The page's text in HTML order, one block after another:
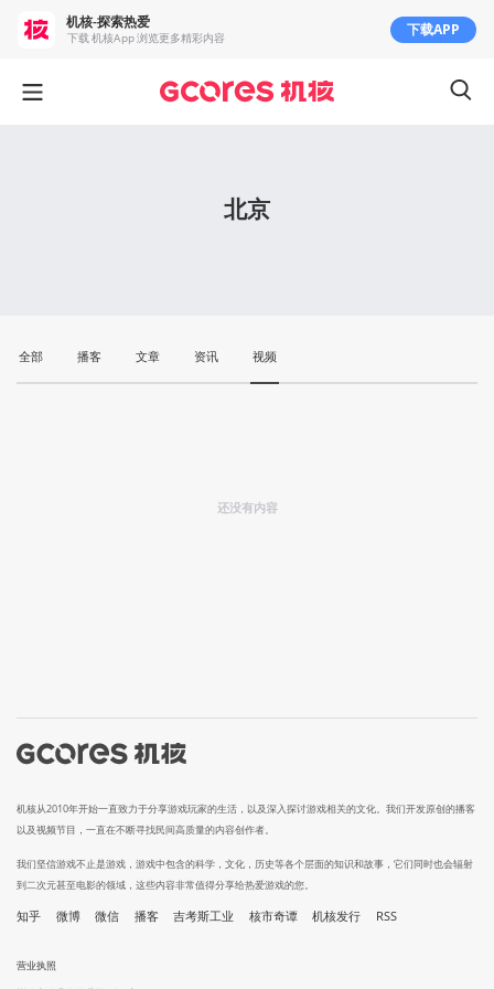
北京
全部 播客 文章 资讯 视频
还没有内容
机核从2010年开始一直致力于分享游戏玩家的生活，以及深入探讨游戏相关的文化。我们开发原创的播客
以及视频节目，一直在不断寻找民间高质量的内容创作者。
我们坚信游戏不止是游戏，游戏中包含的科学，文化，历史等各个层面的知识和故事，它们同时也会辐射
到二次元甚至电影的领域，这些内容非常值得分享给热爱游戏的您。
知乎 微博 微信 播客 吉考斯工业 核市奇谭 机核发行 RSS
营业执照
机核-探索热爱
下载 机核App 浏览更多精彩内容 下载APP